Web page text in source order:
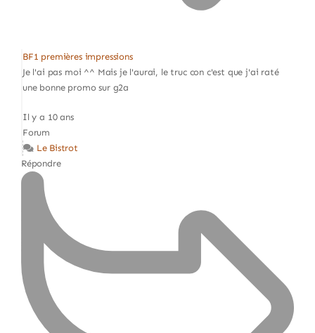
BF1 premières impressions
Je l'ai pas moi ^^ Mais je l'aurai, le truc con c'est que j'ai raté
une bonne promo sur g2a
Il y a 10 ans
Forum
Le Bistrot
Répondre